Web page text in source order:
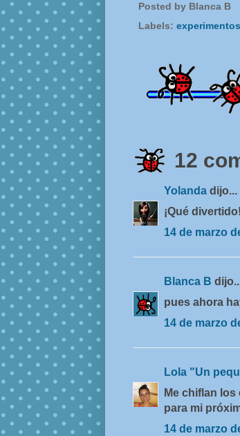
Posted by Blanca B
Labels: experimentos
12
Yolanda dijo...
¡Qué
14 de marzo
Blanca B
pues ahora
14 de marzo
Lola "Un
Me chiflan
para mi
14 de marzo